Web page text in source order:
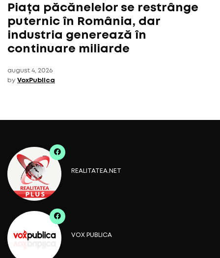
Piața păcănelelor se restrânge
puternic în România, dar
industria generează în
continuare miliarde
august 4, 2026
by VoxPublica
REALITATEA.NET
VOX PUBLICA